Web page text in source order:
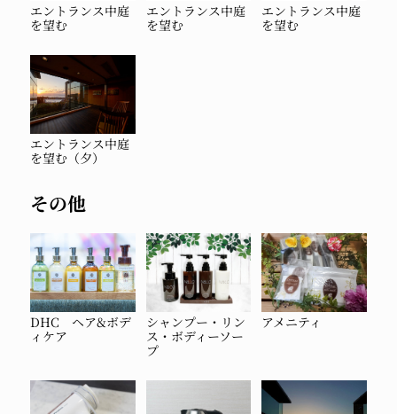
エントランス中庭
を望む
エントランス中庭
を望む
エントランス中庭
を望む
エントランス中庭
を望む（夕）
その他
DHC ヘア&ボデ
ィケア
シャンプー・リン
ス・ボディーソー
プ
アメニティ